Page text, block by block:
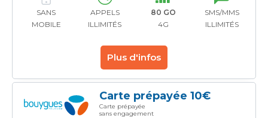
SANS
MOBILE
APPELS
ILLIMITÉS
80 GO
4G
SMS/MMS
ILLIMITÉS
Plus d'infos
Carte prépayée 10€
Carte prépayée
sans engagement